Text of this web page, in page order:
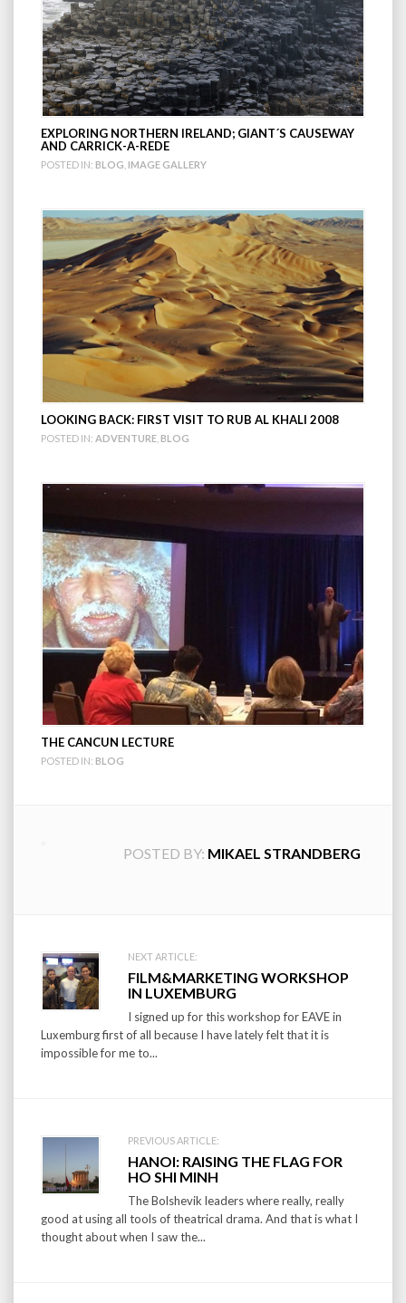
EXPLORING NORTHERN IRELAND; GIANT´S CAUSEWAY
AND CARRICK-A-REDE
POSTED IN: BLOG IMAGE GALLERY
LOOKING BACK: FIRST VISIT TO RUB AL KHALI 2008
POSTED IN: ADVENTURE BLOG
THE CANCUN LECTURE
POSTED IN: BLOG
POSTED BY: MIKAEL STRANDBERG
Post
navigation
NEXT ARTICLE:
FILM&MARKETING WORKSHOP
IN LUXEMBURG
I signed up for this workshop for EAVE in
Luxemburg first of all because I have lately felt that it is
impossible for me to...
PREVIOUS ARTICLE:
HANOI: RAISING THE FLAG FOR
HO SHI MINH
The Bolshevik leaders where really, really
good at using all tools of theatrical drama. And that is what I
thought about when I saw the...